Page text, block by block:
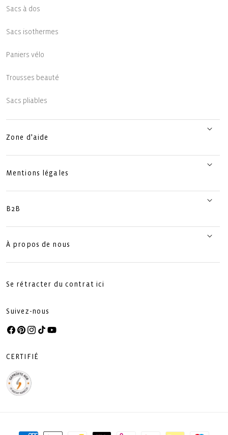
Sacs à dos
Sacs isothermes
Paniers vélo
Trousses beauté
Sacs pliables
Zone d'aide
Mentions légales
B2B
À propos de nous
Se rétracter du contrat ici
Suivez-nous
Facebook
Pinterest
Instagram
TikTokYouTube
CERTIFIÉ